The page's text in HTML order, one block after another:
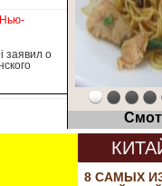
прошлом году размер
Подробнее...
Нью-
заявил о
8 САМЫХ